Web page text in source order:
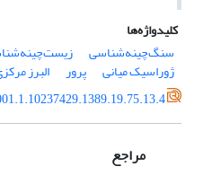
کلیدواژه‌ها
سنگ‌چینه‌شناسی
ژوراسیک میانی پرور
البرز
مراجع